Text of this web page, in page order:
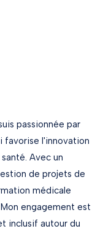
passionnée par
favorise l'innovation
Avec un
de projets de
médicale
engagement est
inclusif autour du